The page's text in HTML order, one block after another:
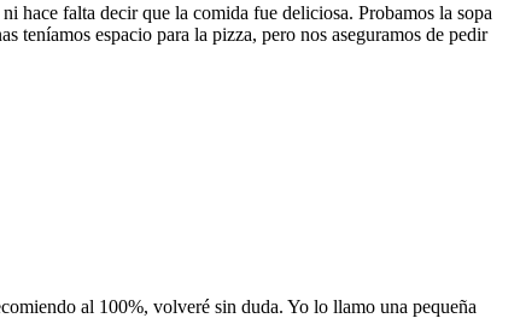
hace falta decir que la comida fue deliciosa. Probamos la sopa
teníamos espacio para la pizza, pero nos aseguramos de pedir
al 100%, volveré sin duda. Yo lo llamo una pequeña